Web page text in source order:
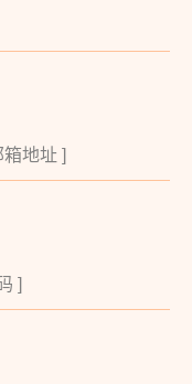
地址 ]
]